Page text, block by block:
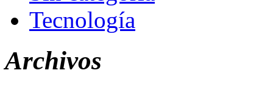
Tecnología
Archivos